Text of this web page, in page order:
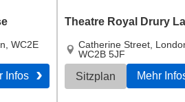
,WC2E
Infos
Theatre Royal Drury
Catherine Street
WC2B 5JF
Sitzplan Mehr